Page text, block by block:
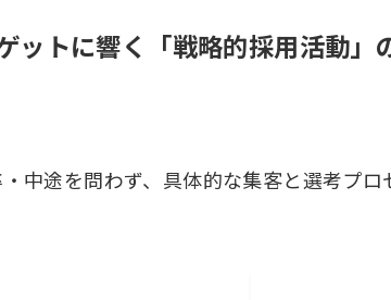
ットに響く「戦略的採用活動」
中途を問わず、具体的な集客と選考プロ